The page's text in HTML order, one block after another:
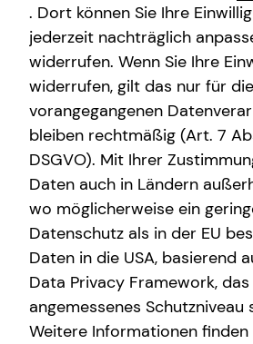
Montag 09:30 -
Dienstag 09:30 -
Mittwoch 09:30 -
Donnerstag 09:30 -
Freitag 09:30 -
. Dort können Sie Ihre
jederzeit nachträglich
widerrufen. Wenn Sie Ihre
widerrufen, gilt das nur für
vorangegangenen
bleiben rechtmäßig (Art. 7
DSGVO). Mit Ihrer
Daten auch in Ländern
wo möglicherweise ein
Datenschutz als in der EU
Daten in die USA, basierend
Data Privacy Framework, das
angemessenes Schutzniveau
Weitere Informationen finden